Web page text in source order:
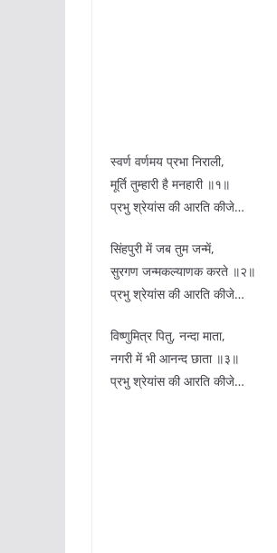
स्वर्ण वर्णमय प्रभा निराली,
मूर्ति तुम्हारी है मनहारी ॥१॥
प्रभु श्रेयांस की आरति कीजे…
सिंहपुरी में जब तुम जन्में,
सुरगण जन्मकल्याणक करते ॥२॥
प्रभु श्रेयांस की आरति कीजे…
विष्णुमित्र पितु, नन्दा माता,
नगरी में भी आनन्द छाता ॥३॥
प्रभु श्रेयांस की आरति कीजे…